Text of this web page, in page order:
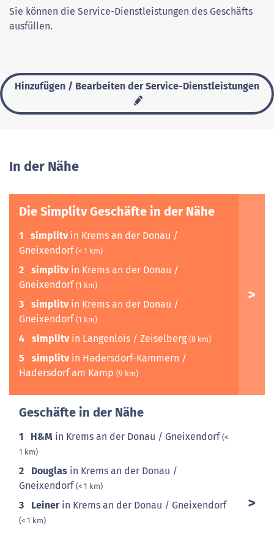
Sie können die Service-Dienstleistungen des Geschäfts
ausfüllen.
Hinzufügen / Bearbeiten der Service-Dienstleistungen
In der Nähe
Die Simplitv Geschäfte in der Nähe
1 simplitvin Krems an der Donau /
Gneixendorf (< 1 km)
2 simplitvin Krems an der Donau /
Gneixendorf (1 km)
3 simplitvin Krems an der Donau /
Gneixendorf (1 km)
4 simplitvin Langenlois / Zeiselberg (8 km)
5 simplitvin Hadersdorf-Kammern /
Hadersdorf am Kamp (9 km)
Geschäfte in der Nähe
1 H&M in Krems an der Donau / Gneixendorf(<
1 km)
2 Douglas in Krems an der Donau /
Gneixendorf(< 1 km)
3 Leinerin Krems an der Donau / Gneixendorf
(< 1 km)